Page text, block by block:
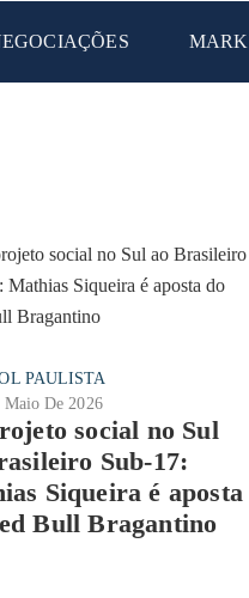
PAULISTA
Maio De 2026
social no Sul
Sub-17:
Siqueira é aposta
Bull Bragantino